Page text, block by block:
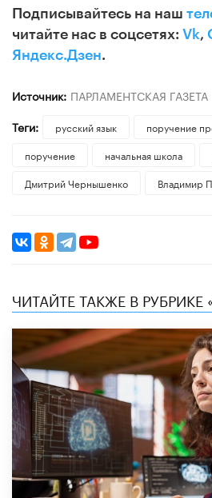
Подписывайтесь на наш
читайте нас в соцсетях: Vk,
Яндекс.Дзен.
Источник: ПАРЛАМЕНТСКАЯ ГАЗЕТА
Теги:
русский язык
поручение
поручение
начальная школа
Дмитрий Чернышенко
Владимир
ЧИТАЙТЕ ТАКЖЕ В РУБРИКЕ